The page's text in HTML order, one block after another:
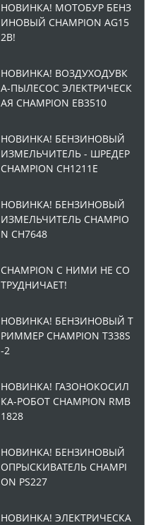
НОВИНКА! МОТОБУР БЕНЗ
ИНОВЫЙ CHAMPION AG15
2B!
НОВИНКА! ВОЗДУХОДУВК
А-ПЫЛЕСОС ЭЛЕКТРИЧЕСК
АЯ CHAMPION EB3510
НОВИНКА! БЕНЗИНОВЫЙ
ИЗМЕЛЬЧИТЕЛЬ - ШРЕДЕР
CHAMPION CH1211E
НОВИНКА! БЕНЗИНОВЫЙ
ИЗМЕЛЬЧИТЕЛЬ CHAMPIO
N CH7648
CHAMPION С НИМИ НЕ СО
ТРУДНИЧАЕТ!
НОВИНКА! БЕНЗИНОВЫЙ Т
РИММЕР CHAMPION T338S
-2
НОВИНКА! ГАЗОНОКОСИЛ
КА-РОБОТ CHAMPION RMB
1828
НОВИНКА! БЕНЗИНОВЫЙ
ОПРЫСКИВАТЕЛЬ CHAMPI
ON PS227
НОВИНКА! ЭЛЕКТРИЧЕСКА